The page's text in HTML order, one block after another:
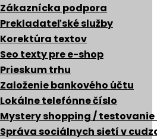
Zákaznícka podpora
Prekladateľské služby
Korektúra textov
Seo texty pre e-shop
Prieskum trhu
Založenie bankového účtu
Lokálne telefónne číslo
Mystery shopping /
Správa sociálnych sietí v